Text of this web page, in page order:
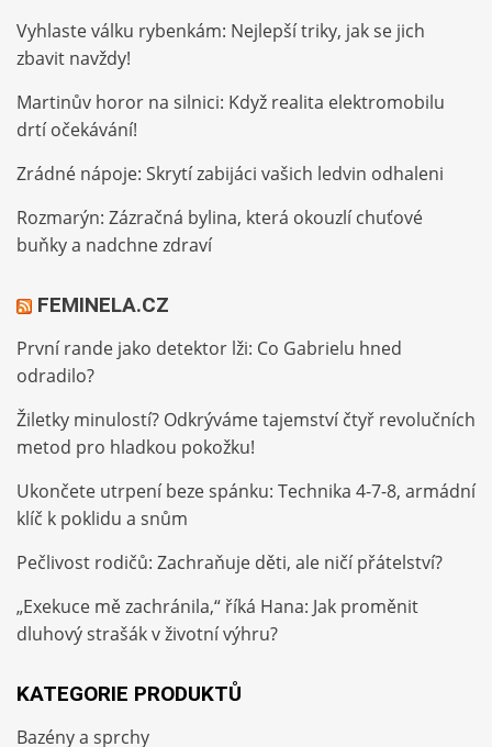
Vyhlaste válku rybenkám: Nejlepší triky, jak se jich
zbavit navždy!
Martinův horor na silnici: Když realita elektromobilu
drtí očekávání!
Zrádné nápoje: Skrytí zabijáci vašich ledvin odhaleni
Rozmarýn: Zázračná bylina, která okouzlí chuťové
buňky a nadchne zdraví
FEMINELA.CZ
První rande jako detektor lži: Co Gabrielu hned
odradilo?
Žiletky minulostí? Odkrýváme tajemství čtyř revolučních
metod pro hladkou pokožku!
Ukončete utrpení beze spánku: Technika 4-7-8, armádní
klíč k poklidu a snům
Pečlivost rodičů: Zachraňuje děti, ale ničí přátelství?
„Exekuce mě zachránila,“ říká Hana: Jak proměnit
dluhový strašák v životní výhru?
KATEGORIE PRODUKTŮ
Bazény a sprchy